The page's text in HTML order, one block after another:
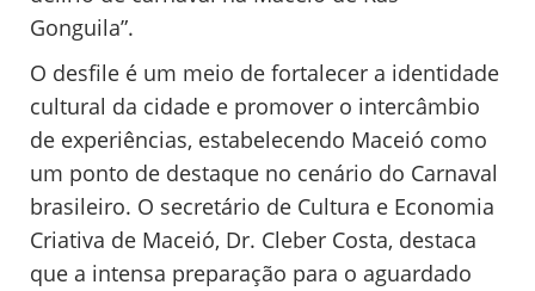
Gonguila”.
O desfile é um meio de fortalecer a identidade
cultural da cidade e promover o intercâmbio
de experiências, estabelecendo Maceió como
um ponto de destaque no cenário do Carnaval
brasileiro. O secretário de Cultura e Economia
Criativa de Maceió, Dr. Cleber Costa, destaca
que a intensa preparação para o aguardado